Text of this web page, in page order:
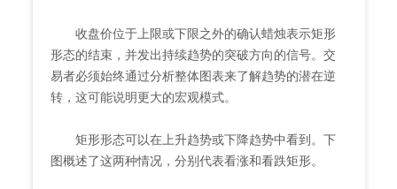
收盘价位于上限或下限之外的确认蜡烛表示矩形
形态的结束，并发出持续趋势的突破方向的信号。交
易者必须始终通过分析整体图表来了解趋势的潜在逆
转，这可能说明更大的宏观模式。
矩形形态可以在上升趋势或下降趋势中看到。下
图概述了这两种情况，分别代表看涨和看跌矩形。